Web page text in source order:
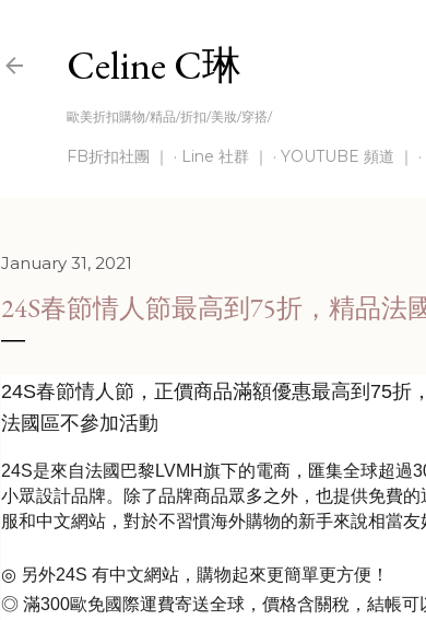
Celine C琳
歐美折扣購物/精品/折扣/美妝/穿搭/
FB折扣社團 ｜ Line 社群 ｜ YOUTUBE 頻道 ｜
January 31, 2021
24S春節情人節最高到75折，精品法
24S春節情人節，正價商品滿額優惠最高到 75折
法國 區不參加活動
24S是來自法國巴黎LVMH旗下的電商，匯集全球超過
小眾設計品牌。除了品牌商品眾多之外，也提供免費的
服和中文網站，對於不習慣海外購物的新手來說相當友
◎ 另外24S 有中文網站，購物起來更簡單更方便！
◎ 滿300歐免國際運費寄送全球，價格含關稅，結帳